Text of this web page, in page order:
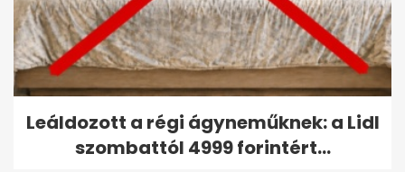
Leáldozott a régi ágyneműknek: a Lidl
szombattól 4999 forintért...